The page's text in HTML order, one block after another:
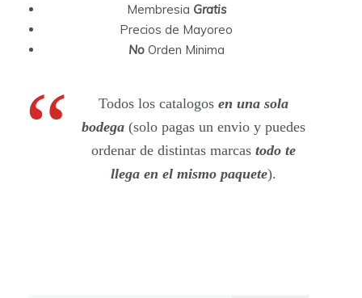
Membresia Gratis
Precios de Mayoreo
NoOrden Minima
Todos los catalogos en una sola
bodega (solo pagas un envio y puedes
ordenar de distintas marcastodo te
llega en el mismo paquete).